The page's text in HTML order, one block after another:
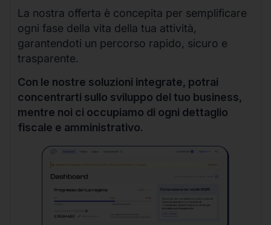
La nostra offerta è concepita per semplificare
ogni fase della vita della tua attività,
garantendoti un percorso rapido, sicuro e
trasparente.
Con le nostre soluzioni integrate, potrai
concentrarti sullo sviluppo del tuo business,
mentre noi ci occupiamo di ogni dettaglio
fiscale e amministrativo.